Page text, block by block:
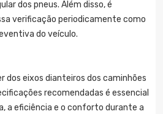
dos pneus. Além disso, é
verificação periodicamente como
do veículo.
dos eixos dianteiros dos caminhões
recomendadas é essencial
a eficiência e o conforto durante a